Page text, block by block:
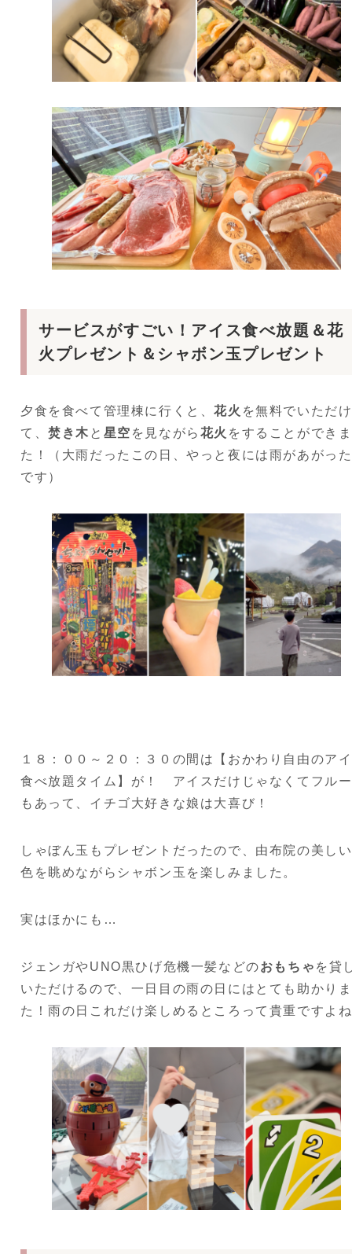
サービスがすごい！アイス食べ放題＆花
火プレゼント＆シャボン玉プレゼント
夕食を食べて管理棟に行くと、花火 を無料でいただけ
て、焚き木 と 星空 を見ながら 花火 をすることができ
た！（大雨だったこの日、やっと夜には雨があがっ
です）
１８：００～２０：３０の間は【おかわり自由のア
食べ放題タイム】が！ アイスだけじゃなくてフル
もあって、イチゴ大好きな娘は大喜び！
しゃぼん玉もプレゼントだったので、由布院の美し
色を眺めながらシャボン玉を楽しみました。
実はほかにも…
ジェンガやUNO黒ひげ危機一髪などのおもちゃ を貸
いただけるので、一日目の雨の日にはとても助かり
た！雨の日これだけ楽しめるところって貴重ですよ